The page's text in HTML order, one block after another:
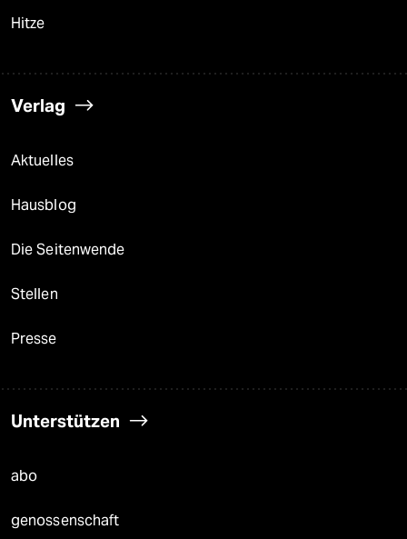
Hitze
Verlag
Aktuelles
Hausblog
Die Seitenwende
Stellen
Presse
Unterstützen
abo
genossenschaft